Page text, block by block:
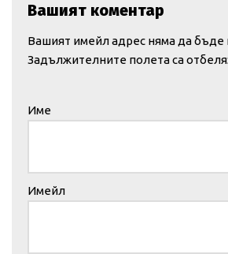
Вашият коментар
Вашият имейл адрес няма да бъде
Задължителните полета са
Име
Имейл